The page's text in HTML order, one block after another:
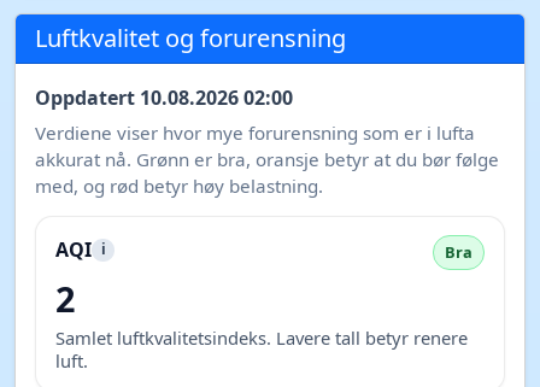
Luftkvalitet og forurensning
Oppdatert 10.08.2026 02:00
Verdiene viser hvor mye forurensning som er i lufta
akkurat nå. Grønn er bra, oransje betyr at du bør følge
med, og rød betyr høy belastning.
AQI i Bra
2
Samlet luftkvalitetsindeks. Lavere tall betyr renere
luft.